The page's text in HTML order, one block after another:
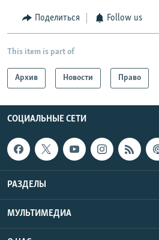
Поделиться Follow us
This item is part of
Архив Новости Право
СОЦИАЛЬНЫЕ СЕТИ
РАЗДЕЛЫ
МУЛЬТИМЕДИА